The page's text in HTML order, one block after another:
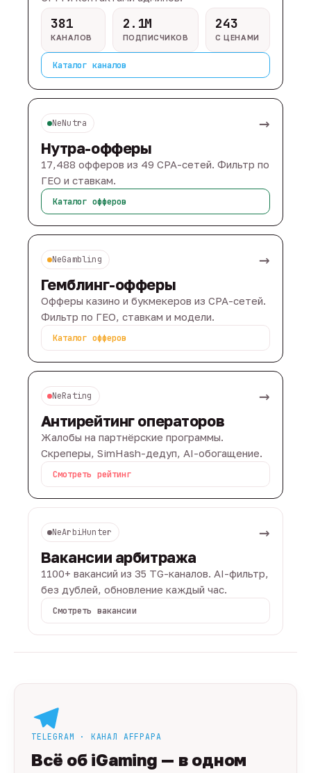
381
КАНАЛОВ
2.1M
ПОДПИСЧИКОВ
243
С ЦЕНАМИ
Каталог каналов
NeNutra →
Нутра-офферы
17,488 офферов из 49 CPA-сетей. Фильтр по
ГЕО и ставкам.
Каталог офферов
NeGambling →
Гемблинг-офферы
Офферы казино и букмекеров из CPA-сетей.
Фильтр по ГЕО, ставкам и модели.
Каталог офферов
NeRating →
Антирейтинг операторов
Жалобы на партнёрские программы.
Скреперы, SimHash-дедуп, AI-обогащение.
Смотреть рейтинг
NeArbiHunter →
Вакансии арбитража
1100+ вакансий из 35 TG-каналов. AI-фильтр,
без дублей, обновление каждый час.
Смотреть вакансии
TELEGRAM · КАНАЛ AFFPAPA
Всё об iGaming — в одном